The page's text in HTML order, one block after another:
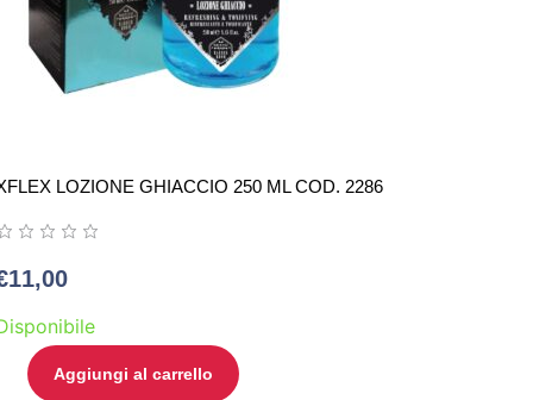
LOZIONE GHIACCIO 250 ML COD. 2286
11,00
Aggiungi al carrello